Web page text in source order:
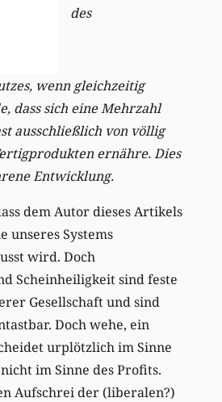
des
wenn gleichzeitig
dass sich eine Mehrzahl
ausschließlich von völlig
ernähre. Dies
Entwicklung.
dem Autor dieses Artikels
unseres Systems
wird. Doch
Scheinheiligkeit sind feste
Gesellschaft und sind
Doch wehe, ein
urplötzlich im Sinne
im Sinne des Profits.
Aufschrei der (liberalen?)